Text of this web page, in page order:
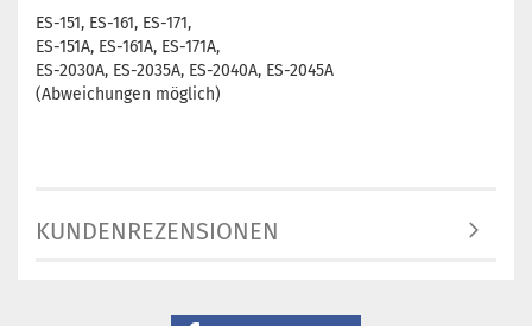
ES-151, ES-161, ES-171,
ES-151A, ES-161A, ES-171A,
ES-2030A, ES-2035A, ES-2040A, ES-2045A
(Abweichungen möglich)
KUNDENREZENSIONEN